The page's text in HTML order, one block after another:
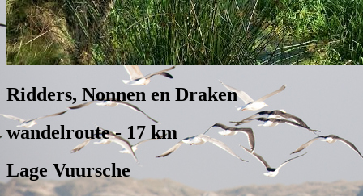
Ridders, Nonnen en Draken
wandelroute - 17 km
Lage Vuursche